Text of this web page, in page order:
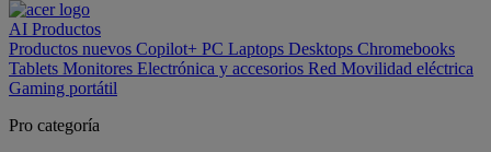
AI Productos
Productos nuevos Copilot+ PC Laptops Desktops Chromebooks
Tablets Monitores Electrónica y accesorios Red Movilidad eléctrica
Gaming portátil
Pro categoría